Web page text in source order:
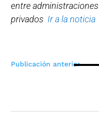
entre
privados Ir a la noticia
Navegación
Publicación anterior